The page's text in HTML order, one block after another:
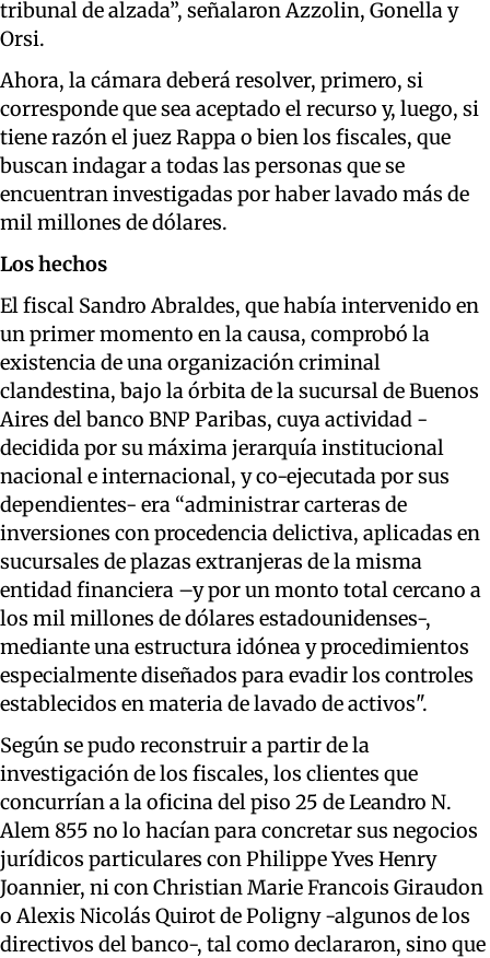
tribunal de alzada”, señalaron Azzolin, Gonella y
Orsi.
Ahora, la cámara deberá resolver, primero, si
corresponde que sea aceptado el recurso y, luego, si
tiene razón el juez Rappa o bien los fiscales, que
buscan indagar a todas las personas que se
encuentran investigadas por haber lavado más de
mil millones de dólares.
Los hechos
El fiscal Sandro Abraldes, que había intervenido en
un primer momento en la causa, comprobó la
existencia de una organización criminal
clandestina, bajo la órbita de la sucursal de Buenos
Aires del banco BNP Paribas, cuya actividad -
decidida por su máxima jerarquía institucional
nacional e internacional, y co-ejecutada por sus
dependientes- era “administrar carteras de
inversiones con procedencia delictiva, aplicadas en
sucursales de plazas extranjeras de la misma
entidad financiera –y por un monto total cercano a
los mil millones de dólares estadounidenses-,
mediante una estructura idónea y procedimientos
especialmente diseñados para evadir los controles
establecidos en materia de lavado de activos".
Según se pudo reconstruir a partir de la
investigación de los fiscales, los clientes que
concurrían a la oficina del piso 25 de Leandro N.
Alem 855 no lo hacían para concretar sus negocios
jurídicos particulares con Philippe Yves Henry
Joannier, ni con Christian Marie Francois Giraudon
o Alexis Nicolás Quirot de Poligny -algunos de los
directivos del banco-, tal como declararon, sino que